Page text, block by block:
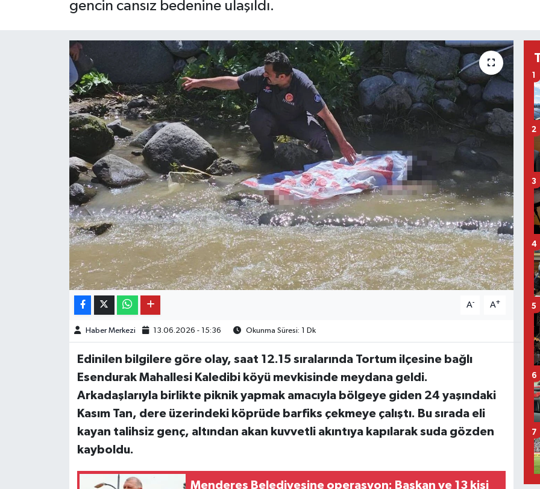
gencin cansız bedenine ulaşıldı.
A- A+
Haber Merkezi 13.06.2026 - 15:36 Okunma Süresi: 1 Dk
Edinilen bilgilere göre olay, saat 12.15 sıralarında Tortum ilçesine bağlı
Esendurak Mahallesi Kaledibi köyü mevkisinde meydana geldi.
Arkadaşlarıyla birlikte piknik yapmak amacıyla bölgeye giden 24 yaşındaki
Kasım Tan, dere üzerindeki köprüde barfiks çekmeye çalıştı. Bu sırada eli
kayan talihsiz genç, altından akan kuvvetli akıntıya kapılarak suda gözden
kayboldu.
Menderes Belediyesine operasyon: Başkan ve 13 kişi
1
2
3
4
5
6
7
SAĞLIK
SON DAKİKA